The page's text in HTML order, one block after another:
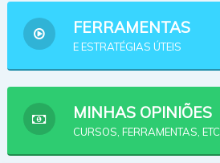
FERRAMENTAS
E ESTRATÉGIAS ÚTEIS
MINHAS OPINIÕES
CURSOS, FERRAMENTAS, ETC